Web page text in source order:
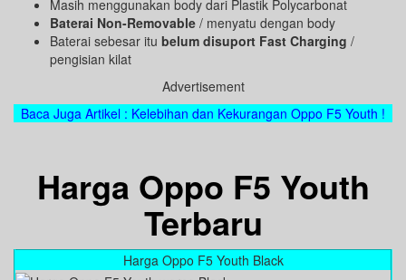
Masih menggunakan body dari Plastik Polycarbonat
Baterai Non-Removable / menyatu dengan body
Baterai sebesar itu belum disuport Fast Charging /
pengisian kilat
Advertisement
Baca Juga Artikel : Kelebihan dan Kekurangan Oppo F5 Youth !
Harga Oppo F5 Youth
Terbaru
Harga Oppo F5 Youth Black